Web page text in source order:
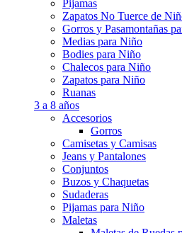
Pijamas
Zapatos No Tuerce de
Gorros y Pasamontañas
Medias para Niño
Bodies para Niño
Chalecos para Niño
Zapatos para Niño
Ruanas
3 a 8 años
Accesorios
Gorros
Camisetas y Camisas
Jeans y Pantalones
Conjuntos
Buzos y Chaquetas
Sudaderas
Pijamas para Niño
Maletas